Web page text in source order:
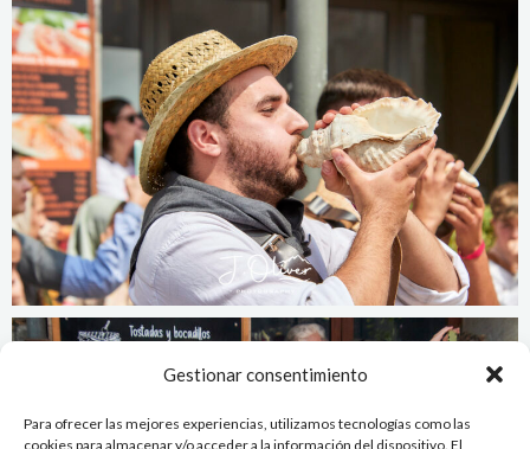
Gestionar consentimiento
Para ofrecer las mejores experiencias, utilizamos tecnologías como las
cookies para almacenar y/o acceder a la información del dispositivo. El